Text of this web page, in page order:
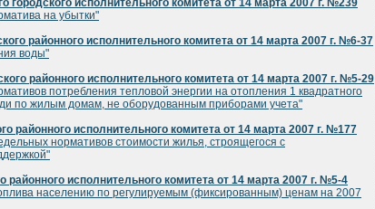
городского исполнительного комитета от 14 марта 2007 г. №239
на убытки"
районного исполнительного комитета от 14 марта 2007 г. №6-37
воды"
районного исполнительного комитета от 14 марта 2007 г. №5-29
потребления тепловой энергии на отопления 1 квадратного
по жилым домам, не оборудованным приборами учета"
районного исполнительного комитета от 14 марта 2007 г. №177
нормативов стоимости жилья, строящегося с
районного исполнительного комитета от 14 марта 2007 г. №5-4
населению по регулируемым (фиксированным) ценам на 2007